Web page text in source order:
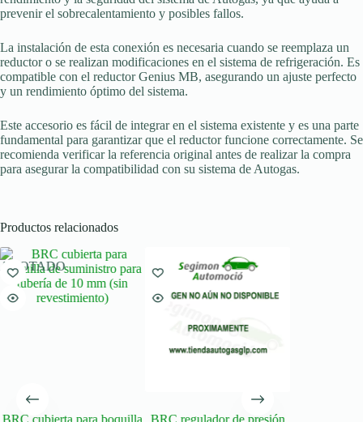
prevenir el sobrecalentamiento y posibles fallos.
La instalación de esta conexión es necesaria cuando se reemplaza un
reductor o se realizan modificaciones en el sistema de refrigeración. Es
compatible con el reductor Genius MB, asegurando un ajuste perfecto
y un rendimiento óptimo del sistema.
Este accesorio es fácil de integrar en el sistema existente y es una parte
fundamental para garantizar que el reductor funcione correctamente. Se
recomienda verificar la referencia original antes de realizar la compra
para asegurar la compatibilidad con su sistema de Autogas.
Productos relacionados
AGOTADO